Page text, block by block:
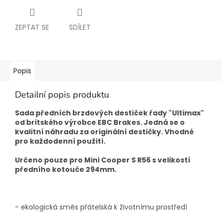
ZEPTAT SE SDÍLET
Popis
Detailní popis produktu
Sada předních brzdových destiček řady "Ultimax"
od britského výrobce EBC Brakes. Jedná se o
kvalitní náhradu za originální destičky. Vhodné
pro každodenní použití.
Určeno pouze pro Mini Cooper S R56 s velikostí
předního kotouče 294mm.
- ekologická směs přátelská k životnímu prostředí